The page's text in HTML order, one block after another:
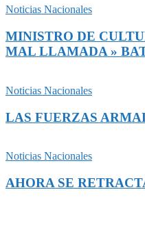
Noticias Nacionales
MINISTRO DE
MAL LLAMADA »
Noticias Nacionales
LAS FUERZAS
Noticias Nacionales
AHORA SE